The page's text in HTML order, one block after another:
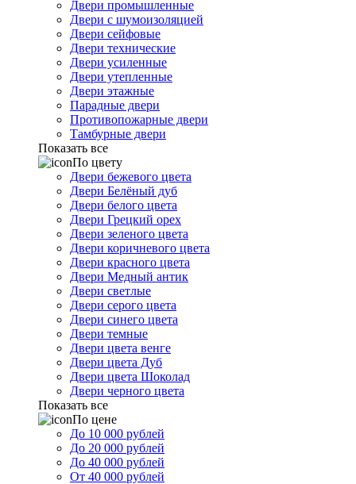
Двери промышленные
Двери с шумоизоляцией
Двери сейфовые
Двери технические
Двери усиленные
Двери утепленные
Двери этажные
Парадные двери
Противопожарные двери
Тамбурные двери
Показать все
По цвету
Двери бежевого цвета
Двери Белёный дуб
Двери белого цвета
Двери Грецкий орех
Двери зеленого цвета
Двери коричневого цвета
Двери красного цвета
Двери Медный антик
Двери светлые
Двери серого цвета
Двери синего цвета
Двери темные
Двери цвета венге
Двери цвета Дуб
Двери цвета Шоколад
Двери черного цвета
Показать все
По цене
До 10 000 рублей
До 20 000 рублей
До 40 000 рублей
От 40 000 рублей